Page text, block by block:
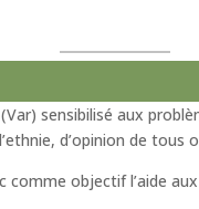
sensibilisé aux
d’opinion de
objectif l’aide